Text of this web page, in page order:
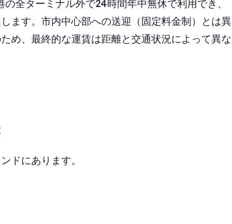
全ターミナル外で24時間年中無休で利用でき、
ます。市内中心部への送迎（固定料金制）とは異
め、最終的な運賃は距離と交通状況によって異な
ドにあります。